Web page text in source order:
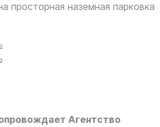
просторная наземная парковка
Агентство